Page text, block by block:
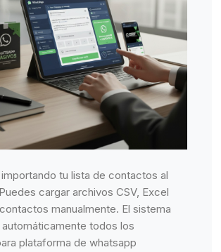
tu lista de contactos al
cargar archivos CSV, Excel
manualmente. El sistema
todos los
plataforma de whatsapp